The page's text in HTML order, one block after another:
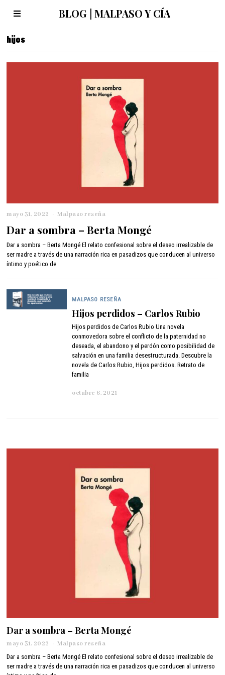
BLOG | MALPASO Y CÍA
hijos
mayo 31, 2022
n
i
o
1
5
,
0
2
Malpaso reseña
Dar a sombra – Berta Mongé
Dar a sombra – Berta Mongé El relato confesional sobre el deseo irrealizable de
ser madre a través de una narración rica en pasadizos que conducen al universo
íntimo y poético de
MALPASO RESEÑA
Hijos perdidos – Carlos Rubio
Hijos perdidos de Carlos Rubio Una novela
conmovedora sobre el conflicto de la paternidad no
deseada, el abandono y el perdón como posibilidad de
salvación en una familia desestructurada. Descubre la
novela de Carlos Rubio, Hijos perdidos. Retrato de
familia
octubre 6, 2021
u
e
0
Dar a sombra – Berta Mongé
mayo 31, 2022
u
n
i
Malpaso reseña
Dar a sombra – Berta Mongé El relato confesional sobre el deseo irrealizable de
ser madre a través de una narración rica en pasadizos que conducen al universo